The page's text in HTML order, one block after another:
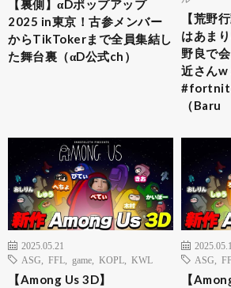
【裏側】αDポップアップ
2025 in東京！古参メンバー
からTikTokerまで全員集結し
た舞台裏（αD公式ch）
【荒野
はあま
野良で
近さん
（Baru
2025.05.21
ASG
FFL game KOPL KWL
【Among Us 3D】
ASG
【